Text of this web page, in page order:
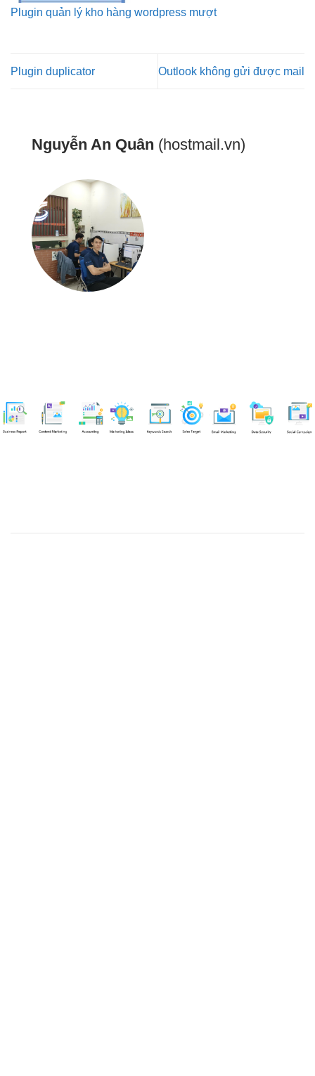
Plugin quản lý kho hàng wordpress mượt
Plugin duplicator Outlook không gửi được mail
Nguyễn An Quân (hostmail.vn)